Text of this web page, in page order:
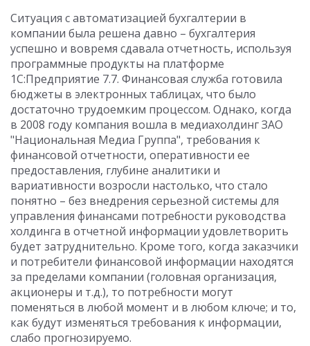
Ситуация с автоматизацией бухгалтерии в
компании была решена давно – бухгалтерия
успешно и вовремя сдавала отчетность, используя
программные продукты на платформе
1С:Предприятие 7.7. Финансовая служба готовила
бюджеты в электронных таблицах, что было
достаточно трудоемким процессом. Однако, когда
в 2008 году компания вошла в медиахолдинг ЗАО
"Национальная Медиа Группа", требования к
финансовой отчетности, оперативности ее
предоставления, глубине аналитики и
вариативности возросли настолько, что стало
понятно – без внедрения серьезной системы для
управления финансами потребности руководства
холдинга в отчетной информации удовлетворить
будет затруднительно. Кроме того, когда заказчики
и потребители финансовой информации находятся
за пределами компании (головная организация,
акционеры и т.д.), то потребности могут
поменяться в любой момент и в любом ключе; и то,
как будут изменяться требования к информации,
слабо прогнозируемо.